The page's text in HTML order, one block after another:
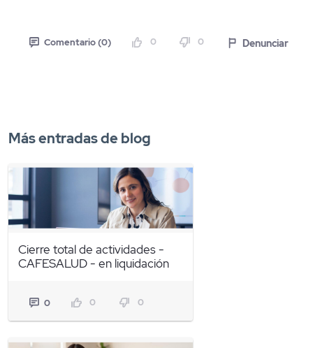
Comentario (0) 0 0 Denunciar
Más entradas de blog
Cierre total de actividades -
CAFESALUD - en liquidación
0 0 0